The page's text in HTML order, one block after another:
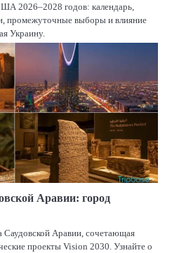
2026–2028 годов: календарь,
промежуточные выборы и влияние
Украину.
Аравии: город
Аравии, сочетающая
проекты Vision 2030. Узнайте о